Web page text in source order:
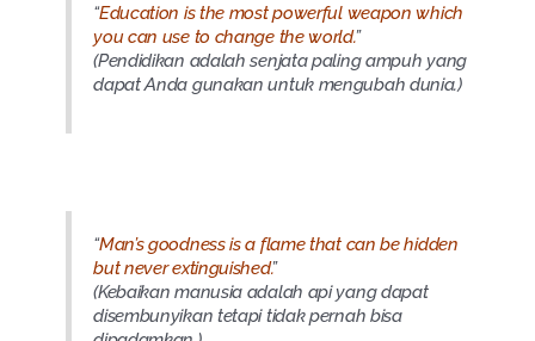
“Education is the most powerful weapon which
you can use to change the world.”
(Pendidikan adalah senjata paling ampuh yang
dapat Anda gunakan untuk mengubah dunia.)
“Man’s goodness is a flame that can be hidden
but never extinguished.”
(Kebaikan manusia adalah api yang dapat
disembunyikan tetapi tidak pernah bisa